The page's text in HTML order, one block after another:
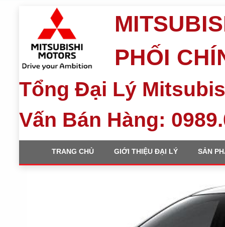
PHỐI
Tổng Đại Lý
Vấn Bán Hàng:
TRANG CHỦ GIỚI THIỆU ĐẠI LÝ SẢN